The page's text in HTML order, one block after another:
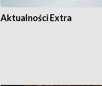
Aktualności Extra